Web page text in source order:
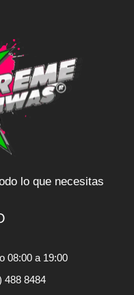
lo que necesitas
08:00 a 19:00
488 8484